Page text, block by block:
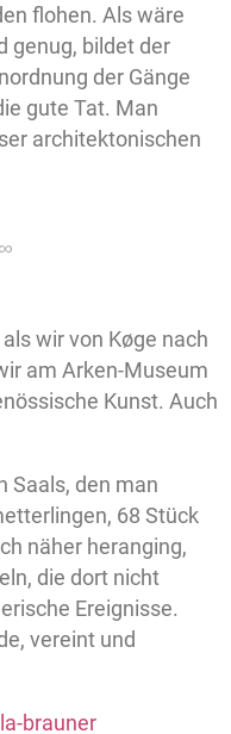
flohen. Als wäre
genug, bildet der
der Gänge
gute Tat. Man
architektonischen
wir von Køge nach
am Arken-Museum
Kunst. Auch
Saals, den man
68 Stück
näher heranging,
die dort nicht
Ereignisse.
vereint und